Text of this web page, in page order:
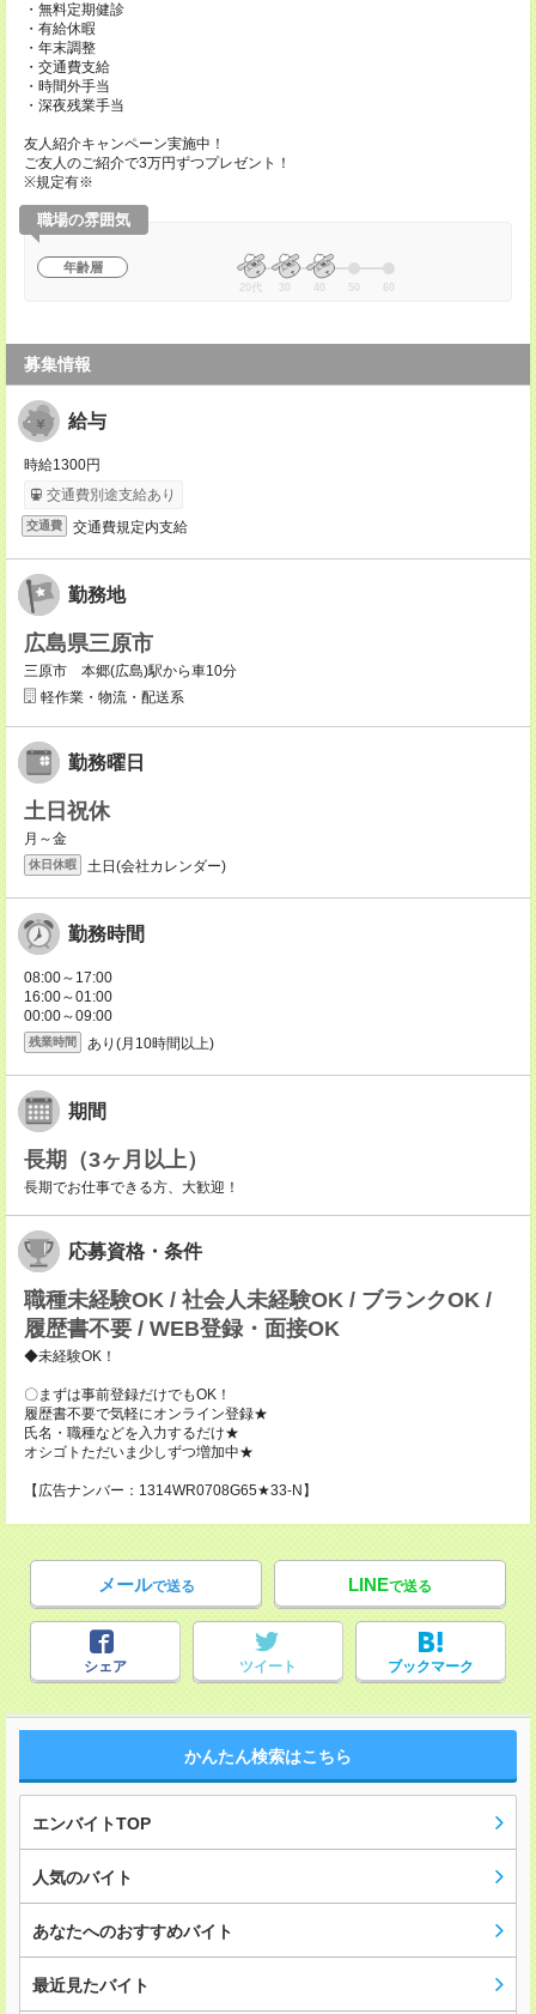
・無料定期健診
・有給休暇
・年末調整
・交通費支給
・時間外手当
・深夜残業手当
友人紹介キャンペーン実施中！
ご友人のご紹介で3万円ずつプレゼント！
※規定有※
職場の雰囲気
年齢層
20代 30 40 50 60
募集情報
給与
時給1300円
交通費別途支給あり
交通費 交通費規定内支給
勤務地
広島県三原市
三原市 本郷(広島)駅から車10分
軽作業・物流・配送系
勤務曜日
土日祝休
月～金
休日休暇 土日(会社カレンダー)
勤務時間
08:00～17:00
16:00～01:00
00:00～09:00
残業時間 あり(月10時間以上)
期間
長期（3ヶ月以上）
長期でお仕事できる方、大歓迎！
応募資格・条件
職種未経験OK / 社会人未経験OK / ブランクOK /
履歴書不要 / WEB登録・面接OK
◆未経験OK！
〇まずは事前登録だけでもOK！
履歴書不要で気軽にオンライン登録★
氏名・職種などを入力するだけ★
オシゴトただいま少しずつ増加中★
【広告ナンバー：1314WR0708G65★33-N】
メールで送る LINEで送る
シェア ツイート ブックマーク
かんたん検索はこちら
エンバイトTOP
人気のバイト
あなたへのおすすめバイト
最近見たバイト